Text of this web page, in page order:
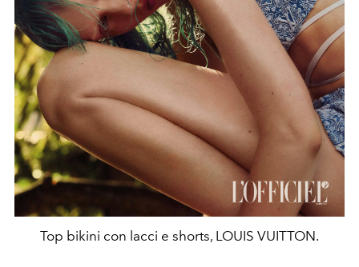
Top bikini con lacci e shorts, LOUIS VUITTON.